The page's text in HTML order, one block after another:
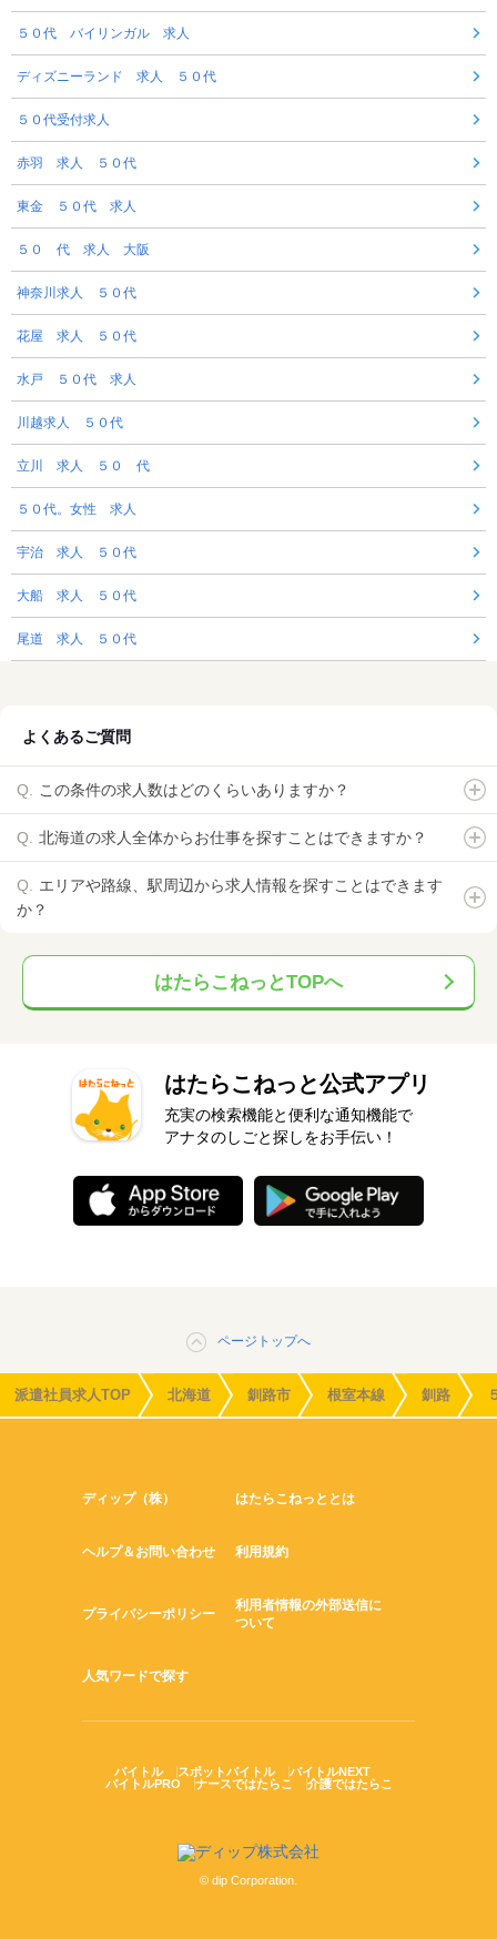
５０代 バイリンガル 求人
ディズニーランド 求人 ５０代
５０代受付求人
赤羽 求人 ５０代
東金 ５０代 求人
５０ 代 求人 大阪
神奈川求人 ５０代
花屋 求人 ５０代
水戸 ５０代 求人
川越求人 ５０代
立川 求人 ５０ 代
５０代。女性 求人
宇治 求人 ５０代
大船 求人 ５０代
尾道 求人 ５０代
よくあるご質問
この条件の求人数はどのくらいありますか？
北海道の求人全体からお仕事を探すことはできますか？
エリアや路線、駅周辺から求人情報を探すことはできます
か？
はたらこねっとTOPへ
はたらこねっと公式アプリ
充実の検索機能と便利な通知機能で
アナタのしごと探しをお手伝い！
ページトップへ
派遣社員求人TOP 北海道 釧路市 根室本線 釧路
ディップ（株） はたらこねっととは
ヘルプ＆お問い合わせ 利用規約
プライバシーポリシー
利用者情報の外部送信に
ついて
人気ワードで探す
バイトル スポットバイトル
バイトルNEXT
バイトルPRO
ナースではたらこ 介護ではたらこ
© dip Corporation.